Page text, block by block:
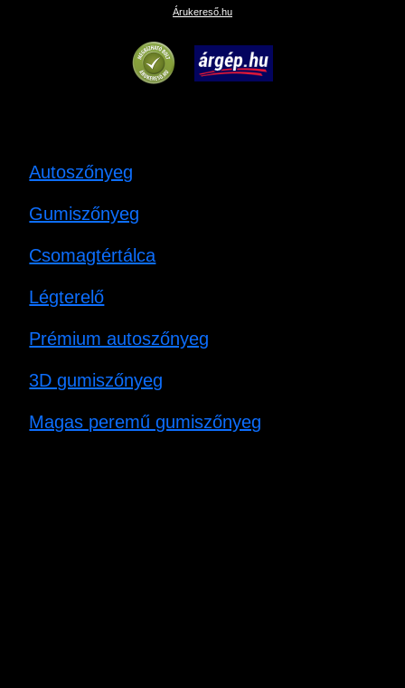
Árukereső.hu
Autoszőnyeg
Gumiszőnyeg
Csomagtértálca
Légterelő
Prémium autoszőnyeg
3D gumiszőnyeg
Magas peremű gumiszőnyeg